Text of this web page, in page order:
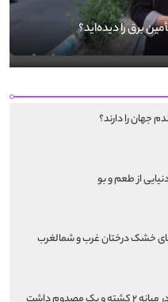
برق را دیده‌اید؟
جهان را دارند؟
از طعم و بو
خشک درختان غرب و شمالغرب